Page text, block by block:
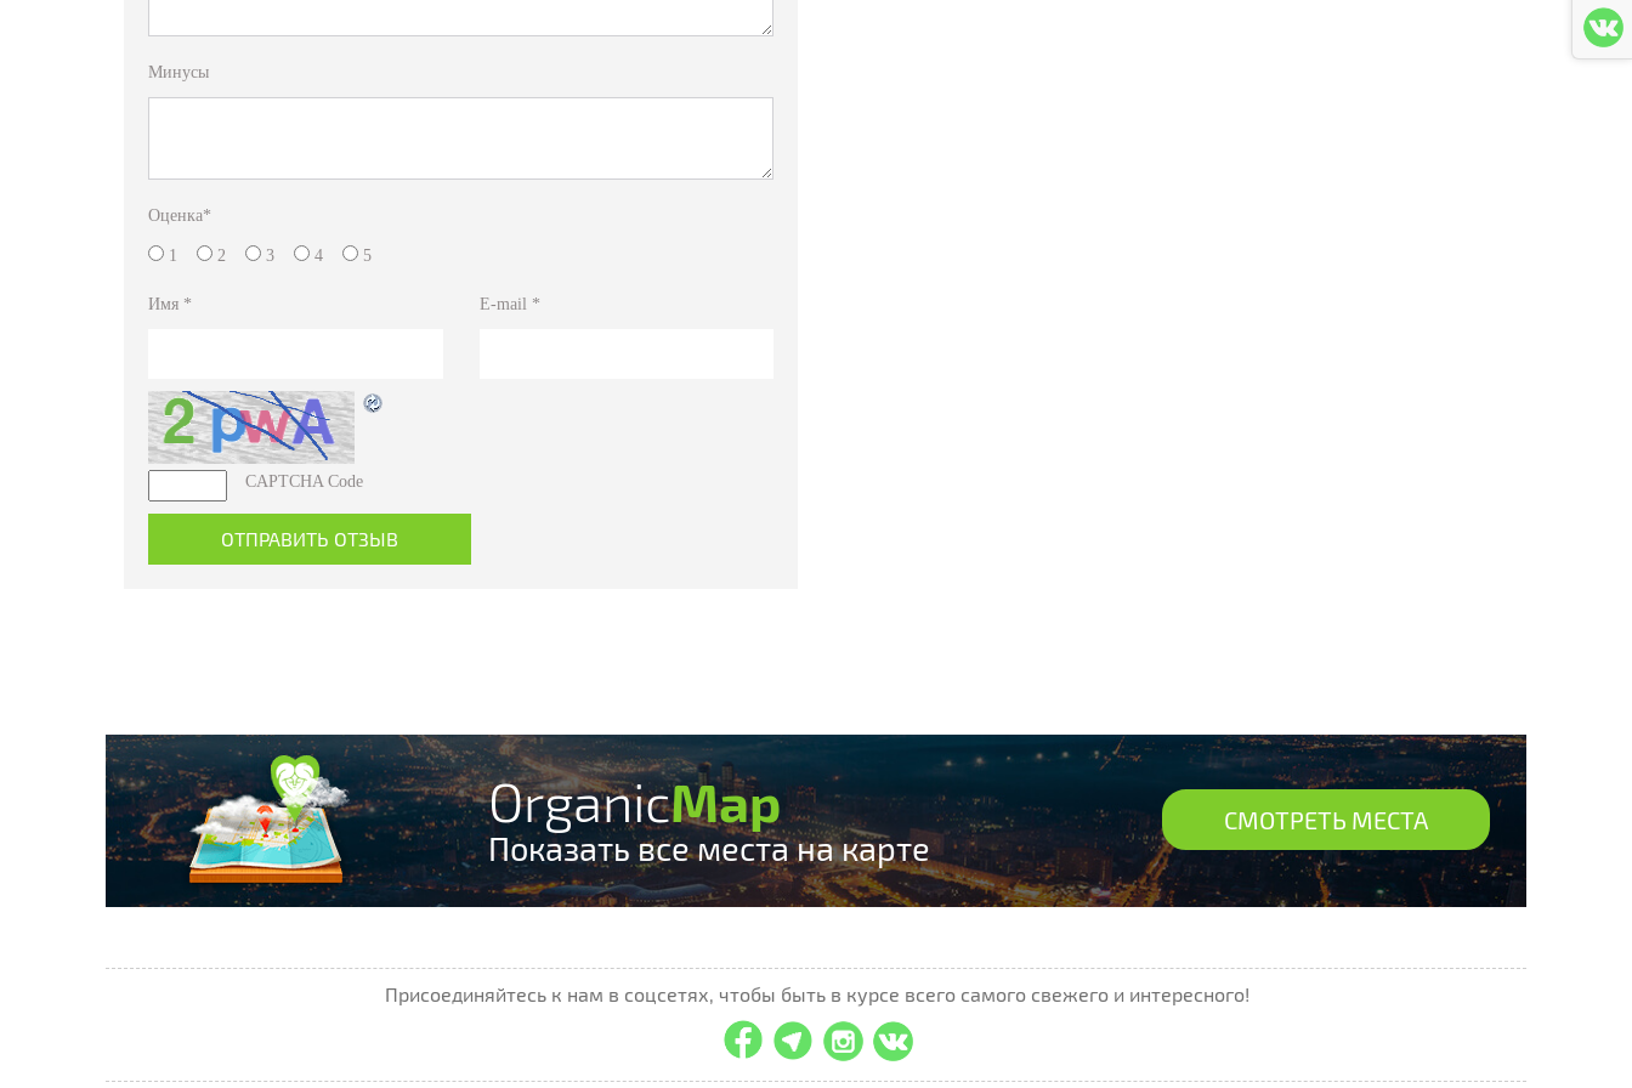
Минусы
Оценка*
1 2 3 4 5
Имя * E-mail *
CAPTCHA Code
OrganicMap
Показать все места на карте
СМОТРЕТЬ МЕСТА
Присоединяйтесь к нам в соцсетях, чтобы быть в курсе всего самого свежего и интересного!